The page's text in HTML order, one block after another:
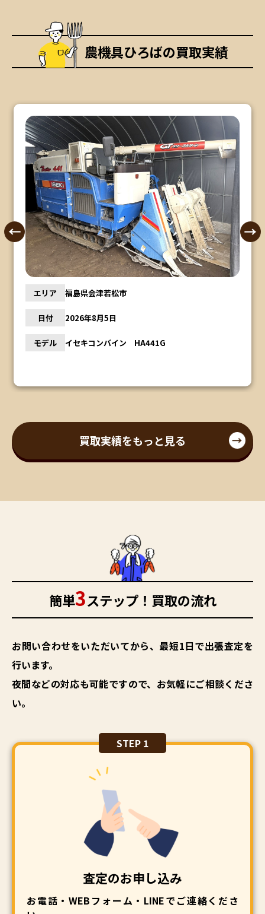
農機具ひろばの買取実績
エリア 福島県会津若松市
日付 2026年8月5日
モデル イセキコンバイン HA441G
買取実績をもっと見る
簡単3ステップ！買取の流れ
お問い合わせをいただいてから、最短1日で出張査定を
行います。
夜間などの対応も可能ですので、お気軽にご相談くださ
い。
STEP 1
査定のお申し込み
お電話・WEBフォーム・LINEでご連絡くださ